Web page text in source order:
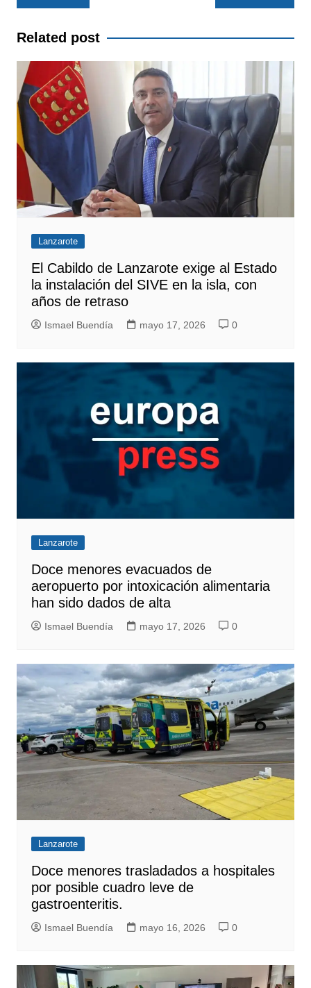
de
entradas
Related post
Lanzarote
El Cabildo de Lanzarote exige al Estado
la instalación del SIVE en la isla, con
años de retraso
Ismael Buendía mayo 17, 2026 0
Lanzarote
Doce menores evacuados de
aeropuerto por intoxicación alimentaria
han sido dados de alta
Ismael Buendía mayo 17, 2026 0
Lanzarote
Doce menores trasladados a hospitales
por posible cuadro leve de
gastroenteritis.
Ismael Buendía mayo 16, 2026 0